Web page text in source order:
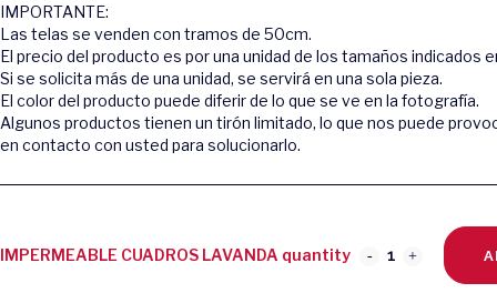
IMPORTANTE:
Las telas se venden con tramos de 50cm.
El precio del producto es por una unidad de los tamaños indicados
Si se solicita más de una unidad, se servirá en una sola pieza.
El color del producto puede diferir de lo que se ve en la fotografía.
Algunos productos tienen un tirón limitado, lo que nos puede
en contacto con usted para solucionarlo.
IMPERMEABLE CUADROS LAVANDA quantity